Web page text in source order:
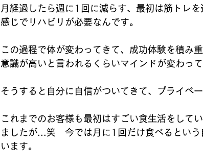
月経過したら週に1回に減らす、最初は筋トレ
感じでリハビリが必要なんです。
この過程で体が変わってきて、成功体験を積み
意識が高いと言われるくらいマインドが変わって
そうすると自分に自信がついてきて、プライベ
これまでのお客様も最初はすごい食生活をして
ましたが...笑　今では月に1回だけ食べるとい
います。